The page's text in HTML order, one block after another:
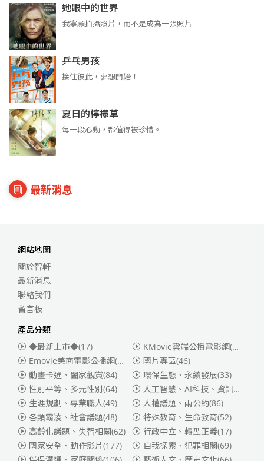
她眼中的世界
我寧願拍攝照片，而不是成為一張照片
乒乓男孩
接住彼此，夢想開始！
夏日的檸檬草
每一段心動，都值得被珍惜。
最新消息
網站地圖
關於智軒
最新消息
聯絡我們
留言板
產品分類
◆最新上市◆(17)
KMovie雲端公播電影網(迪士尼、福斯、索尼)
Emovie美商電影公播網(華納)
(186)
國片專區(46)
動畫卡通、闔家觀賞(84) 環保生態、永續發展(33)
性別平等、多元性別(64) 人工智慧、AI科技、資訊安全
生涯規劃、專業職人(49) 人權議題、兩公約(86)
各類霸凌、社會議題(48) 特殊教育、生命教育(52)
高齡化議題、失智相關(62) 行政中立、轉型正義(17)
國家安全、動作影片(177) 自我探索、犯罪相關(69)